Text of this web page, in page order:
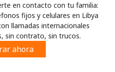
con
en contacto con tu familia:
fijos y celulares en Libya
llamadas internacionales
sin contrato, sin trucos.
ahora